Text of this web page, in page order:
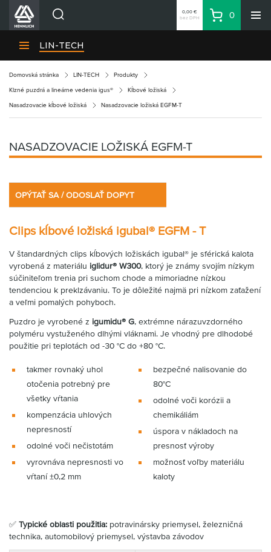
Divízie HENNLICH
Kariéra
Kontakty
Priemyselný park HENNLICH
Prihlásenie
Nákupný zoznam
Partner Zone
0,00 €
bez DPH
Košík
0
LIN-TECH
Domovská stránka LIN-TECH Produkty
Klzné puzdrá a lineárne vedenia igus® Kĺbové ložiská
Nasadzovacie kĺbové ložiská Nasadzovacie ložiská EGFM-T
NASADZOVACIE LOŽISKÁ EGFM-T
OPÝTAŤ SA / ODOSLAŤ DOPYT
Clips kĺbové ložiská igubal® EGFM - T
V štandardných clips kĺbových ložiskách igubal® je sférická kalota
vyrobená z materiálu iglidur® W300, ktorý je známy svojím nízkym
súčiniteľom trenia pri suchom chode a mimoriadne nízkou
tendenciou k preklzávaniu. To je dôležité najmä pri nízkom zaťažení
a veľmi pomalých pohyboch.
Puzdro je vyrobené z igumidu® G, extrémne nárazuvzdorného
polyméru vystuženého dlhými vláknami. Je vhodný pre dlhodobé
použitie pri teplotách od -30 °C do +80 °C.
takmer rovnaký uhol
otočenia potrebný pre
všetky vŕtania
kompenzácia uhlových
nepresností
odolné voči nečistotám
vyrovnáva nepresnosti vo
vŕtaní ±0,2 mm
bezpečné nalisovanie do
80°C
odolné voči korózii a
chemikáliám
úspora v nákladoch na
presnosť výroby
možnosť voľby materiálu
kaloty
✅ Typické oblasti použitia: potravinársky priemysel, železničná
technika, automobilový priemysel, výstavba závodov